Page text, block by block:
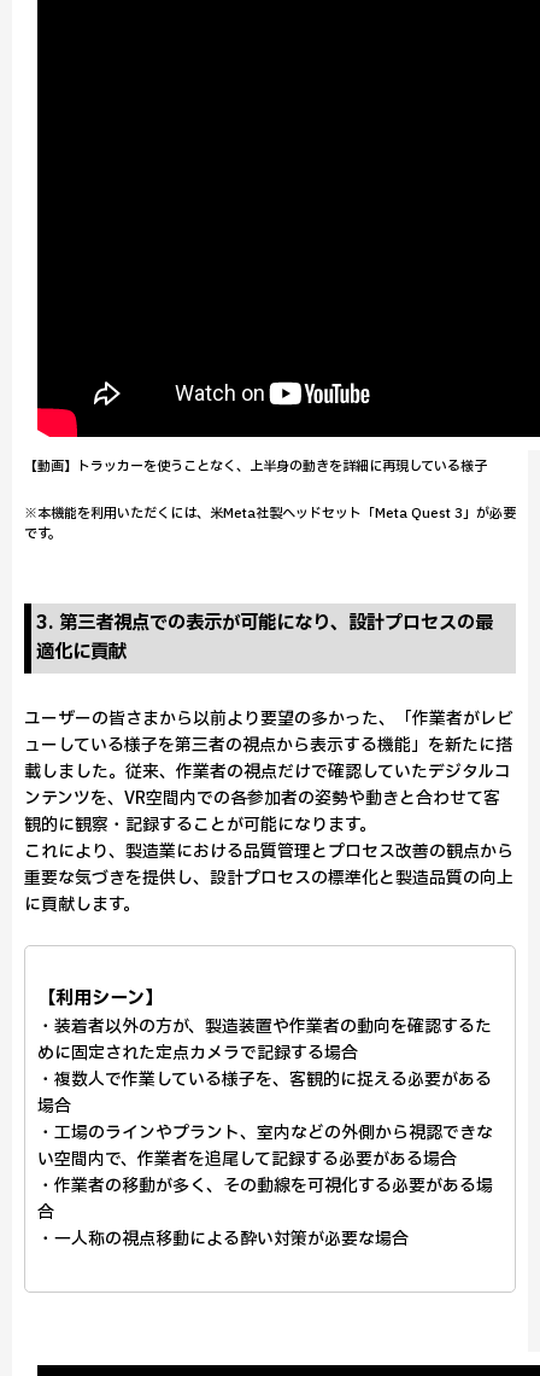
【動画】トラッカーを使うことなく、上半身の動きを詳細に再現している様子
※本機能を利用いただくには、米Meta社製ヘッドセット「Meta Quest 3」が必要
です。
3. 第三者視点での表示が可能になり、設計プロセスの最
適化に貢献
ユーザーの皆さまから以前より要望の多かった、「作業者がレビ
ューしている様子を第三者の視点から表示する機能」を新たに搭
載しました。従来、作業者の視点だけで確認していたデジタルコ
ンテンツを、VR空間内での各参加者の姿勢や動きと合わせて客
観的に観察・記録することが可能になります。
これにより、製造業における品質管理とプロセス改善の観点から
重要な気づきを提供し、設計プロセスの標準化と製造品質の向上
に貢献します。
【利用シーン】
・装着者以外の方が、製造装置や作業者の動向を確認するた
めに固定された定点カメラで記録する場合
・複数人で作業している様子を、客観的に捉える必要がある
場合
・工場のラインやプラント、室内などの外側から視認できな
い空間内で、作業者を追尾して記録する必要がある場合
・作業者の移動が多く、その動線を可視化する必要がある場
合
・一人称の視点移動による酔い対策が必要な場合